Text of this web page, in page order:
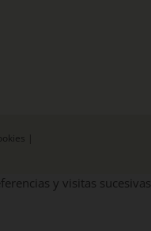
y visitas